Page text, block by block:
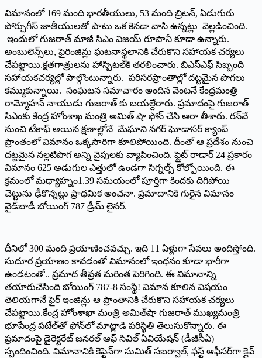
విమానంలో 169 మంది భారతీయులు, 53 మంది బ్రిటన్‌, ఏడుగురు
పోర్చుగీస్‌ ‌జాతీయులతో పాటు ఒక కెనడా వాసి ఉన్నట్లు వెల్లడించింది.
ఇందులో గుజరాత్‌ ‌మాజీ సిఎం విజయ్‌ ‌రూపానీ కూడా ఉన్నారు.
అంబులెన్స్‌లు, ఫైరింజిన్లు ఘటనాస్థలానికి చేరుకొని సహాయక చర్యలు
చేపట్టాయి.క్షతగాత్రులను హాస్పిటల్‌కి తరలించారు. బిఎస్‌ఎఫ్‌ ‌సిబ్బంది
సహాయకచర్యల్లో పాల్గొంటున్నారు. పరిసరప్రాంతాల్లో దట్టమైన పొగలు
కమ్ముకున్నాయి. సంఘ‌ట‌న స‌మాచారం అందిన వెంట‌నే కేంద్రమంత్రి
రామ్మోహన్‌ ‌నాయుడు గుజరాత్‌ ‌కు బయల్దేరారు. ప్రమాదంపై గుజరాత్‌
‌సిఎంకు కేంద్ర హోంశాఖ మంత్రి అమిత్‌ ‌షా ఫోన్‌ ‌చేసి ఆరా తీశారు. రన్‌వే
నుంచి టేకాఫ్‌ అయిన క్ష‌ణాల్లోనే మేఘాని నగర్‌ ‌ఘోడాసర్‌ ‌క్యాంప్‌
‌ప్రాంతంలో విమానం ఒక్కసారిగా కూలిపోయింది. దీంతో ఆ ప్రదేశం నుంచి
దట్టమైన నల్లటిపొగ అన్ని వైపులకు వ్యాపించింది. ఫ్లైట్‌ ‌రాడార్‌ 24 ‌ప్రకారం
విమానం 625 అడుగుల ఎత్తులో ఉండగా సిగ్నల్స్ ‌కోల్పోయింది. ఈ
క్రమంలో మధ్యాహ్నం1.39 సమయంలో పూర్తిగా కిందకు దిగిపోయి
చెట్టును ఢీకొన్నట్లు ప్రాథమిక అంచ‌నా. ప్రమాదానికి గురైన విమానం
వైడ్‌బాడీ బోయింగ్‌ 787 ‌డ్రీమ్‌ ‌లైనర్‌. ‌
దీనిలో 300 మంది ప్రయాణించవచ్చు. ఇది 11 ఏళ్లుగా సేవలు అందిస్తోంది.
సుదూర ప్రయాణం కావడంతో విమానంలో ఇంధనం కూడా భారీగా
ఉండటంతో.. ప్రమాద తీవ్రత మరింత పెరిగింది. ఈ విమానాన్ని
త‌యారుచేసింది బోయింగ్ 787-8 సంస్థే! విమాన కూలిన విషయం
తెలియగానే ఫైర్‌ ఇం‌జిన్లు ఆ ప్రాంతానికి చేరుకొని సహాయక చర్యలు
చేపట్టాయి.కేంద్ర హోంశాఖా మంత్రి అమిత్‌షా గుజరాత్‌ ‌ముఖ్యమంత్రి
భూపేంద్ర పటేల్‌తో ఫోన్‌లో మాట్లాడి పరిస్థితి తెలుసుకొన్నారు. ఈ
ప్రమాదంపై డైరెక్టరేట్‌ ‌జనరల్‌ ఆఫ్‌ ‌సివిల్‌ ఏవియేషన్‌ (‌డీజీసీఏ)
స్పందించింది. విమానానికి కెప్టెన్‌గా సుమిత్‌ ‌సబర్వాల్‌, ‌ఫస్ట్ ఆఫీసర్‌గా క్లైవ్‌